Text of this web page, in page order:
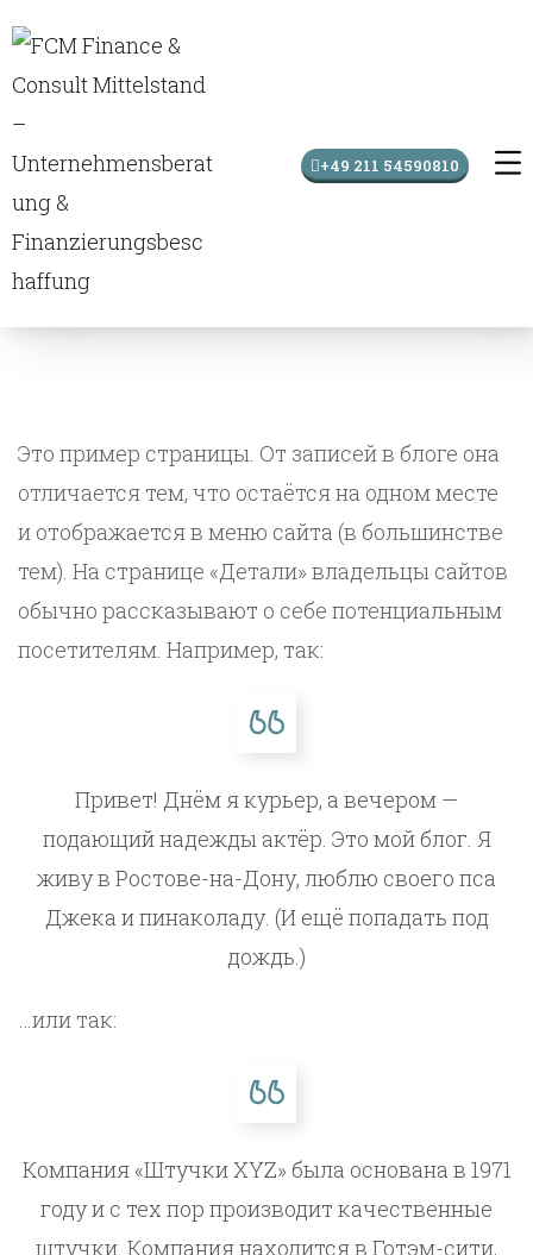
+49 211 54590810
Это пример страницы. От записей в блоге она
отличается тем, что остаётся на одном месте
и отображается в меню сайта (в большинстве
тем). На странице «Детали» владельцы сайтов
обычно рассказывают о себе потенциальным
посетителям. Например, так:
Привет! Днём я курьер, а вечером —
подающий надежды актёр. Это мой блог. Я
живу в Ростове-на-Дону, люблю своего пса
Джека и пинаколаду. (И ещё попадать под
дождь.)
…или так:
Компания «Штучки XYZ» была основана в 1971
году и с тех пор производит качественные
штучки. Компания находится в Готэм-сити,